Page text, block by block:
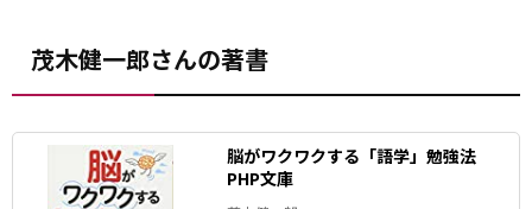
茂木健一郎さんの著書
脳がワクワクする「語学」勉強法
PHP文庫